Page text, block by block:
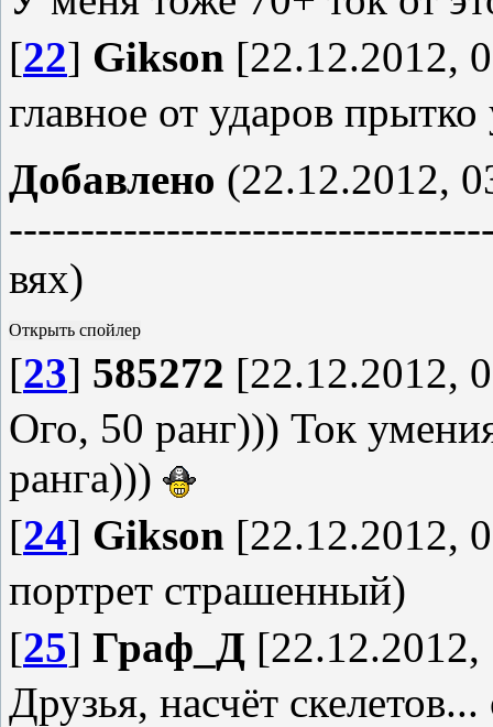
[22] Gikson [22.12.2012,
главное от ударов прытко
Добавлено (22.12.2012,
вях)
[23] 585272 [22.12.2012,
Ого, 50 ранг))) Ток
ранга)))
[24] Gikson [22.12.2012,
портрет страшенный)
[25] Граф_Д
Друзья, насчёт